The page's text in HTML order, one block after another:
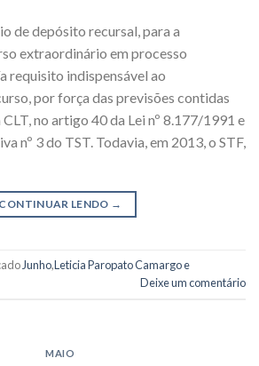
de depósito recursal, para a
extraordinário em processo
requisito indispensável ao
por força das previsões contidas
no artigo 40 da Lei nº 8.177/1991 e
nº 3 do TST. Todavia, em 2013, o STF,
CONTINUAR LENDO →
Junho,Leticia Paropato Camargo e
Deixe um comentário
MAIO